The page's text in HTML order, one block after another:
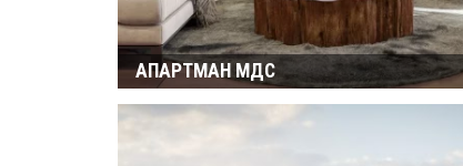
АПАРТМАН МДС